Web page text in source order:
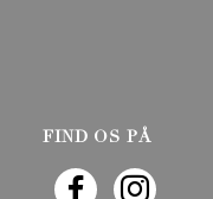
FIND OS PÅ